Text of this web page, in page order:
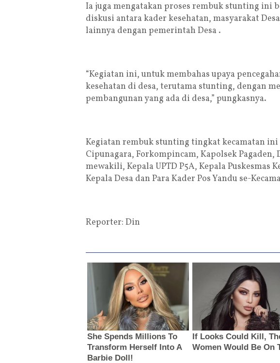
Ia juga mengatakan proses rembuk stunting ini
diskusi antara kader kesehatan, masyarakat
lainnya dengan pemerintah Desa .
“Kegiatan ini, untuk membahas upaya
kesehatan di desa, terutama stunting, dengan
pembangunan yang ada di desa,” pungkasnya.
Kegiatan rembuk stunting tingkat kecamatan
Cipunagara, Forkompincam, Kapolsek Pagaden,
mewakili, Kepala UPTD P5A, Kepala Puskesmas
Kepala Desa dan Para Kader Pos Yandu se-
Reporter: Din